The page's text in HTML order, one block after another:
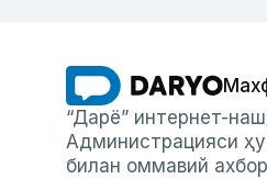
“Дарё” интернет-
Администрацияси
билан оммавий